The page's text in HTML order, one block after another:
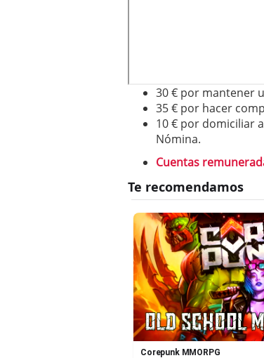
30 € por mantener
35 € por hacer
10 € por domiciliar
Nómina.
Cuentas
Corepunk MMORPG